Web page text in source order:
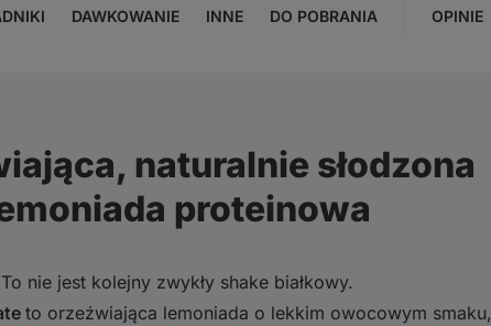
DAWKOWANIE INNE DO POBRANIA OPINIE
naturalnie słodzona
proteinowa
To nie jest kolejny zwykły shake białkowy.
to orzeźwiająca lemoniada o lekkim owocowym smaku,